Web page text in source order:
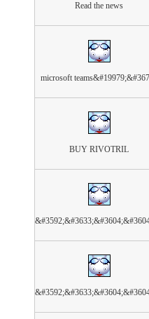
Read the news
microsoft
BUY RIVOTRIL